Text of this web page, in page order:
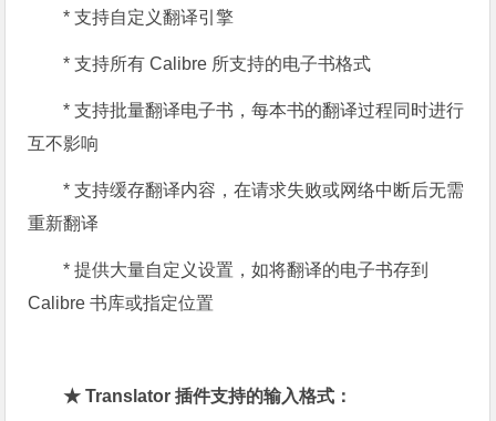
* 支持自定义翻译引擎
* 支持所有 Calibre 所支持的电子书格式
* 支持批量翻译电子书，每本书的翻译过程同时进行
互不影响
* 支持缓存翻译内容，在请求失败或网络中断后无需
重新翻译
* 提供大量自定义设置，如将翻译的电子书存到
Calibre 书库或指定位置
★ Translator 插件支持的输入格式：